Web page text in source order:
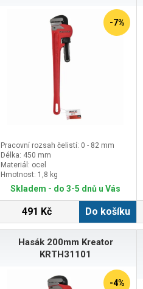
-7%
Pracovní rozsah čelistí: 0 - 82 mm
Délka: 450 mm
Materiál: ocel
Hmotnost: 1,8 kg
Skladem - do 3-5 dnů u Vás
491 Kč Do košíku
Hasák 200mm Kreator
KRTH31101
-4%